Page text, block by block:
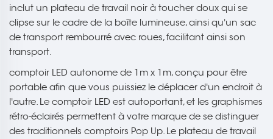
inclut un plateau de travail noir à toucher doux qui se
clipse sur le cadre de la boîte lumineuse, ainsi qu'un sac
de transport rembourré avec roues, facilitant ainsi son
transport.
comptoir LED autonome de 1m x 1m, conçu pour être
portable afin que vous puissiez le déplacer d'un endroit à
l'autre. Le comptoir LED est autoportant, et les graphismes
rétro-éclairés permettent à votre marque de se distinguer
des traditionnels comptoirs Pop Up. Le plateau de travail